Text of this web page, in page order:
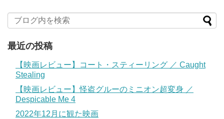
最近の投稿
【映画レビュー】コート・スティーリング ／ Caught
Stealing
【映画レビュー】怪盗グルーのミニオン超変身 ／
Despicable Me 4
2022年12月に観た映画